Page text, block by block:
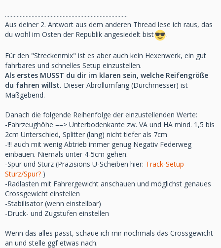
...................................................................................
Aus deiner 2. Antwort aus dem anderen Thread lese ich raus, das
du wohl im Osten der Republik angesiedelt bist
.
Für den "Streckenmix" ist es aber auch kein Hexenwerk, ein gut
fahrbares und schnelles Setup einzustellen.
Als erstes MUSST du dir im klaren sein, welche Reifengröße
du fahren willst. Dieser Abrollumfang (Durchmesser) ist
Maßgebend.
Danach die folgende Reihenfolge der einzustellenden Werte:
-Fahrzeughöhe ==> Unterbodenkante zw. VA und HA mind. 1,5 bis
2cm Unterschied, Splitter (lang) nicht tiefer als 7cm
-!!! auch mit wenig Abtrieb immer genug Negativ Federweg
einbauen. Niemals unter 4-5cm gehen.
-Spur und Sturz (Präzisions U-Scheiben hier: Track-Setup
Sturz/Spur? )
-Radlasten mit Fahrergewicht anschauen und möglichst genaues
Crossgewicht einstellen
-Stabilisator (wenn einstellbar)
-Druck- und Zugstufen einstellen
Wenn das alles passt, schaue ich mir nochmals das Crossgewicht
an und stelle ggf etwas nach.